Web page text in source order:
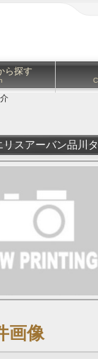
ら探す
リスアーバン品川
画像